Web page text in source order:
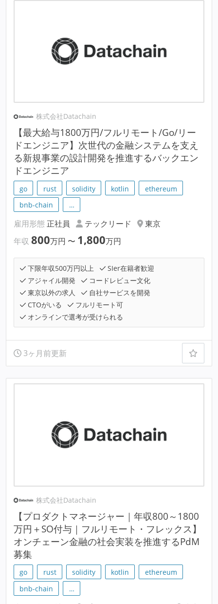
株式会社Datachain
【最大給与1800万円/フルリモート/Go/リー
ドエンジニア】次世代の金融システムを支え
る新規事業の設計開発を推進するバックエン
ドエンジニア
go rust solidity kotlin
ethereum
bnb-chain
…
雇用形態 正社員 テックリード
東京
年収 800万円 〜 1,800万円
下限年収500万円以上
SIer在籍者歓迎
アジャイル開発
コードレビュー文化
東京以外の求人
自社サービスを開発
CTOがいる
フルリモート可
オンラインで選考が受けられる
3ヶ月前更新
株式会社Datachain
【プロダクトマネージャー｜年収800～1800
万円＋SO付与｜フルリモート・フレックス】
オンチェーン金融の社会実装を推進するPdM
募集
go rust solidity kotlin
ethereum
bnb-chain
…